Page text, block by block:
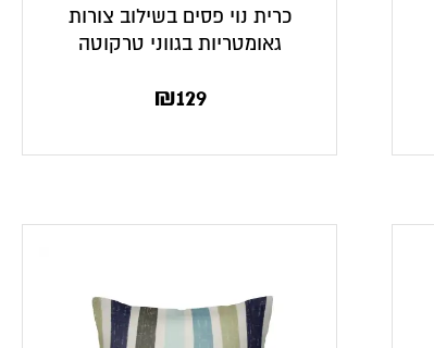
כרית נוי פסים בשילוב צורות
גאומטריות בגווני טרקוטה
₪129